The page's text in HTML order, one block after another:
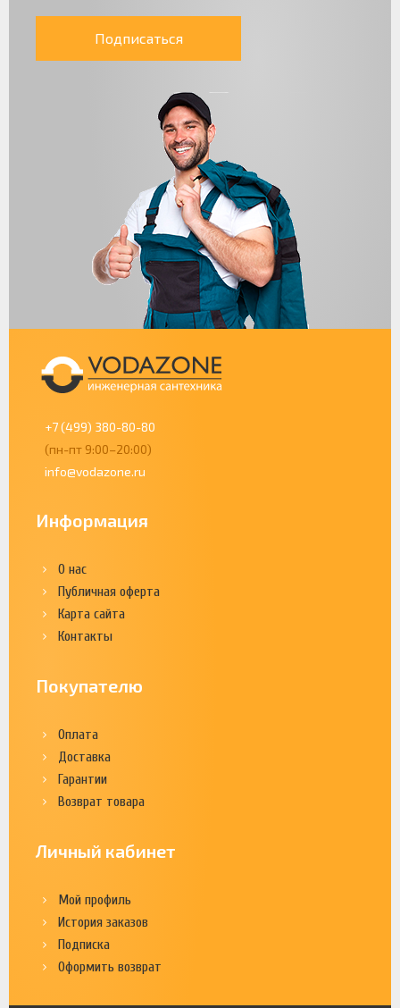
Подписаться
+7 (499) 380-80-80
(пн-пт 9:00–20:00)
info@vodazone.ru
Информация
О нас
Публичная оферта
Карта сайта
Контакты
Покупателю
Оплата
Доставка
Гарантии
Возврат товара
Личный кабинет
Мой профиль
История заказов
Подписка
Оформить возврат